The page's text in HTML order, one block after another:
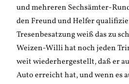
und mehreren Sechsämter-
den Freund und Helfer
Tresenbesatzung weiß das zu
Weizen-Willi hat noch jeden
weit wiederhergestellt, daß er
Auto erreicht hat, und wenn es